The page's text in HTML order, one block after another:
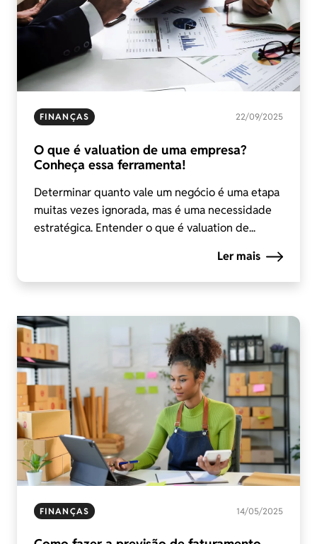
FINANÇAS 22/09/2025
O que é valuation de uma empresa?
Conheça essa ferramenta!
Determinar quanto vale um negócio é uma etapa
muitas vezes ignorada, mas é uma necessidade
estratégica. Entender o que é valuation de...
Ler mais
FINANÇAS 14/05/2025